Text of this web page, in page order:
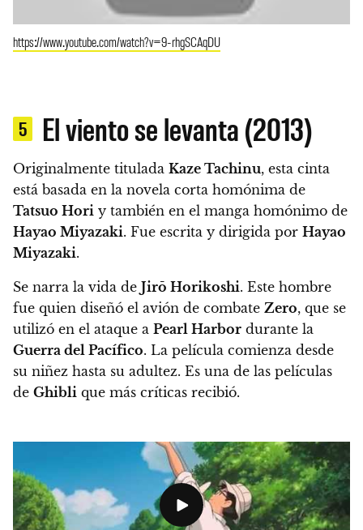
https://www.youtube.com/watch?v=9-rhgSCAqDU
5 El viento se levanta (2013)
Originalmente titulada Kaze Tachinu, esta cinta
está basada en la novela corta homónima de
Tatsuo Hori y también en el manga homónimo de
Hayao Miyazaki. Fue escrita y dirigida por Hayao
Miyazaki.
Se narra la vida de Jirō Horikoshi. Este hombre
fue quien diseñó el avión de combate Zero, que se
utilizó en el ataque a Pearl Harbor durante la
Guerra del Pacífico. La película comienza desde
su niñez hasta su adultez. Es una de las películas
de Ghibli que más críticas recibió.